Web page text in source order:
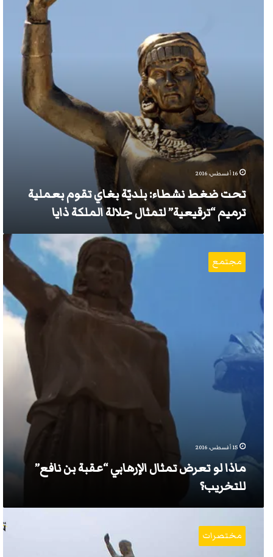
16 أغسطس، 2016
تحت ضغط نشطاء: بلديّة بغاي تقوم بعملية
ترميم “ترقيعية” لتمثال جلالة الملكة ذايا
ماذا
تعرض
الإرهابي
بن
نافع”
للتخريب؟
مجتمع
15 أغسطس، 2016
ماذا لو تعرض تمثال الإرهابي “عقبة بن نافع”
للتخريب؟
تمثال
الملكةمختصرات